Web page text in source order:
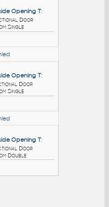
68
Opening B
Functional Door
Single
Opening T
Functional Door
Single